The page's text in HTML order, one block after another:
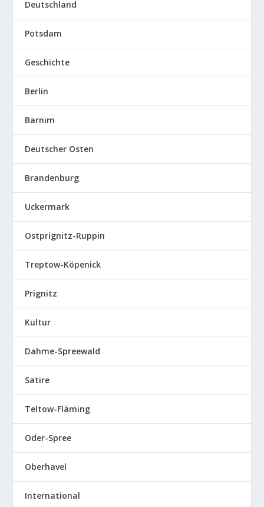
Deutschland
Potsdam
Geschichte
Berlin
Barnim
Deutscher Osten
Brandenburg
Uckermark
Ostprignitz-Ruppin
Treptow-Köpenick
Prignitz
Kultur
Dahme-Spreewald
Satire
Teltow-Fläming
Oder-Spree
Oberhavel
International